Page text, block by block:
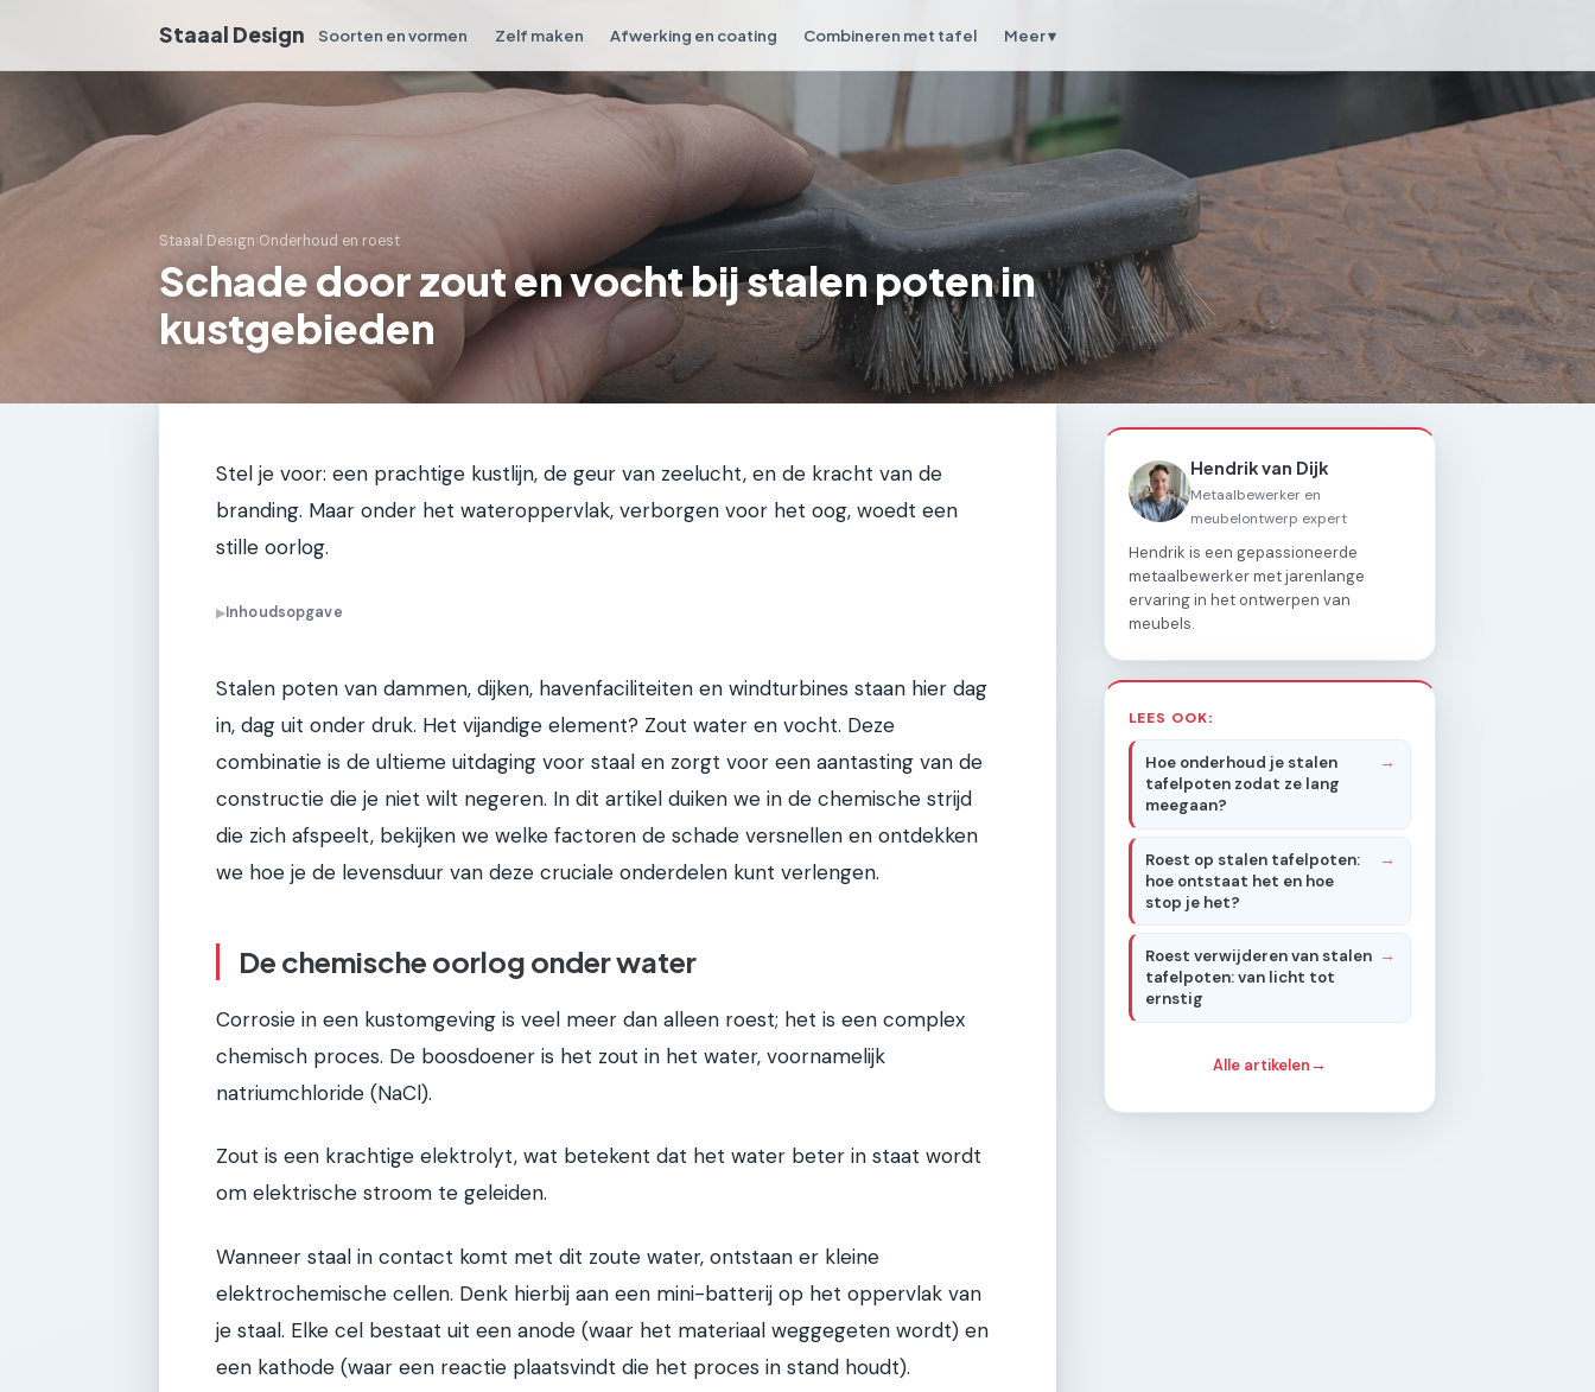
Staaal Design Soorten en vormen Zelf maken Afwerking en coating Combineren met tafel Meer ▾
Staaal Design›Onderhoud en roest
Schade door zout en vocht bij stalen poten in
kustgebieden
Stel je voor: een prachtige kustlijn, de geur van zeelucht, en de kracht van de
branding. Maar onder het wateroppervlak, verborgen voor het oog, woedt een
stille oorlog.
▶Inhoudsopgave
Stalen poten van dammen, dijken, havenfaciliteiten en windturbines staan hier dag
in, dag uit onder druk. Het vijandige element? Zout water en vocht. Deze
combinatie is de ultieme uitdaging voor staal en zorgt voor een aantasting van de
constructie die je niet wilt negeren. In dit artikel duiken we in de chemische strijd
die zich afspeelt, bekijken we welke factoren de schade versnellen en ontdekken
we hoe je de levensduur van deze cruciale onderdelen kunt verlengen.
De chemische oorlog onder water
Corrosie in een kustomgeving is veel meer dan alleen roest; het is een complex
chemisch proces. De boosdoener is het zout in het water, voornamelijk
natriumchloride (NaCl).
Zout is een krachtige elektrolyt, wat betekent dat het water beter in staat wordt
om elektrische stroom te geleiden.
Wanneer staal in contact komt met dit zoute water, ontstaan er kleine
elektrochemische cellen. Denk hierbij aan een mini-batterij op het oppervlak van
je staal. Elke cel bestaat uit een anode (waar het materiaal weggegeten wordt) en
een kathode (waar een reactie plaatsvindt die het proces in stand houdt).
Hendrik van Dijk
Metaalbewerker en
meubelontwerp expert
Hendrik is een gepassioneerde
metaalbewerker met jarenlange
ervaring in het ontwerpen van
meubels.
LEES OOK:
Hoe onderhoud je stalen
tafelpoten zodat ze lang
meegaan?
Roest op stalen tafelpoten:
hoe ontstaat het en hoe
stop je het?
Roest verwijderen van stalen
tafelpoten: van licht tot
ernstig
Alle artikelen